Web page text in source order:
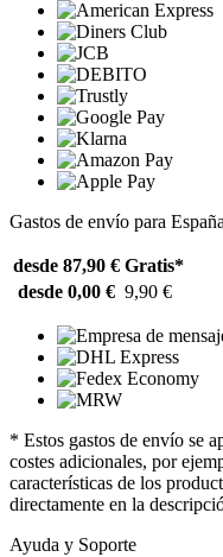
Gastos de envío para España
desde 87,90 € Gratis*
desde 0,00 € 9,90 €
* Estos gastos de envío se
costes adicionales, por
características de los
directamente en la
Ayuda y Soporte